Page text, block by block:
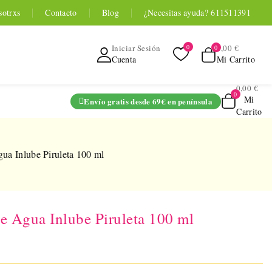
Contacto Blog ¿Necesitas ayuda? 611511391
Cuenta
Iniciar Sesión
Mi Carrito
0,00 €
Envío gratis desde 69€ en península
Mi
Carrito
0,00 €
Inlube Piruleta 100 ml
Agua Inlube Piruleta 100 ml